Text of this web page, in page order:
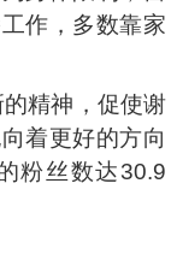
作，多数靠家
精神，促使谢
着更好的方向
粉丝数达30.9